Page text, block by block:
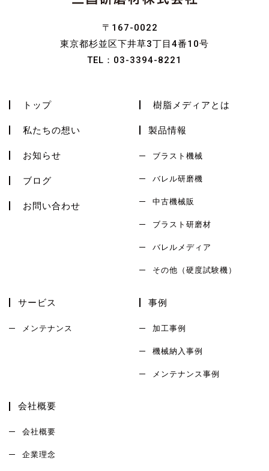
〒167-0022
東京都杉並区下井草3丁目4番10号
TEL： 03-3394-8221
トップ
私たちの想い
お知らせ
ブログ
お問い合わせ
樹脂メディアとは
製品情報
ブラスト機械
バレル研磨機
中古機械販
ブラスト研磨材
バレルメディア
その他（硬度試験機）
サービス
メンテナンス
事例
加工事例
機械納入事例
メンテナンス事例
会社概要
会社概要
企業理念